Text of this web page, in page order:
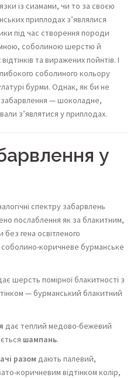
із сиамами, чи то за своєю
приплодах з’являлися
під час створення породи
соболиною шерстю й
та виражених пойнтів. І
соболиного кольору
бурми. Однак, як би не
забарвлення — шоколадне,
з’являтися у приплодах.
у
спектру забарвлень
послаблення як за блакитним,
гена освітленого
коричневе бурманське
шерсть помірної блакитності з
— бурманський блакитний
дає теплий медово-бежевий
шампань.
разом дають палевий,
коричневим відтінком колір,